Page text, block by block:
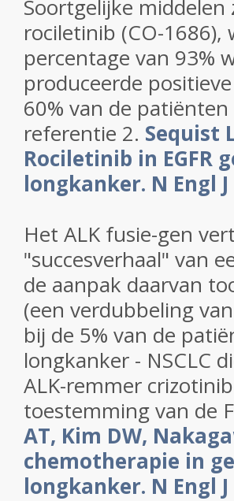
Soortgelijke
rociletinib (CO-
percentage van 93%
produceerde
60% van de
referentie 2. Sequist
Rociletinib in EGFR
longkanker. N Engl
Het ALK fusie-gen
"succesverhaal" van
de aanpak daarvan
(een verdubbeling
bij de 5% van de
longkanker - NSCLC
ALK-remmer
toestemming van de
AT, Kim DW,
chemotherapie in
longkanker. N Engl